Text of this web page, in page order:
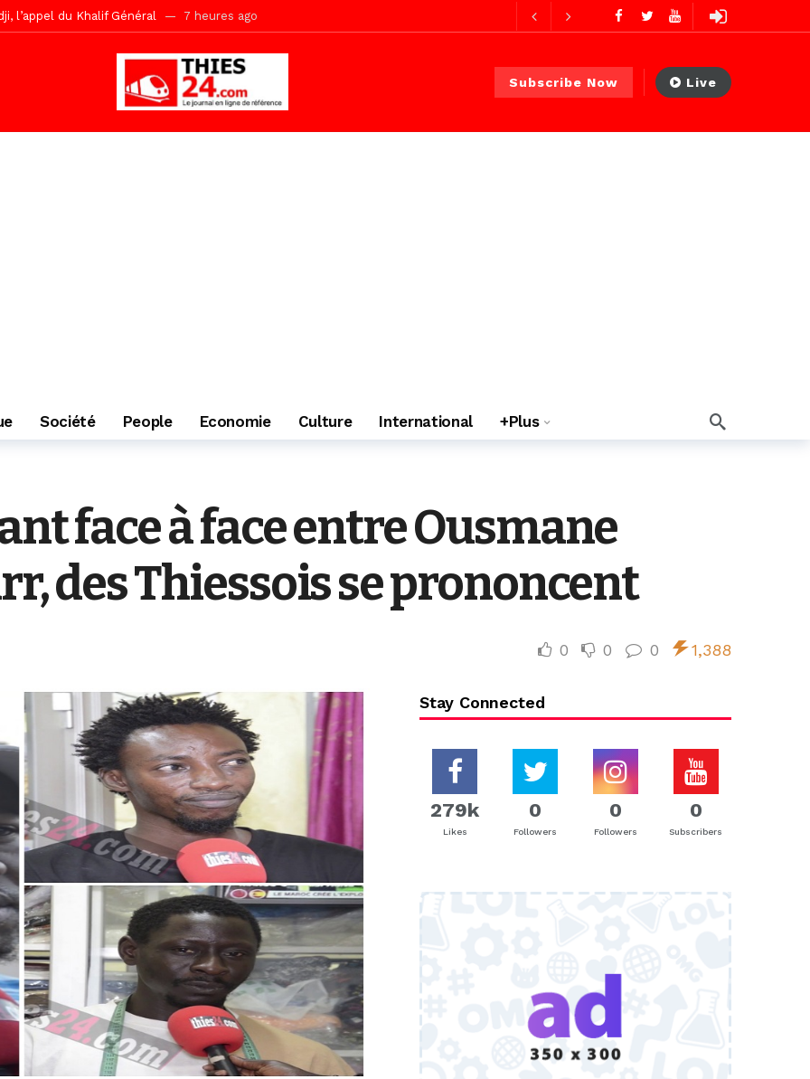
Mame El Hadji décline ses priorités devant le Gouverneur
adolescents outillés dans le Boot Camp JAVA de Mboro
police inauguré à Touba 1 jour ago
le « battré » d’Abdou Bâ Ndiéguène 1 jour ago
Subscribe Now Live
Société People Economie Culture International +Plus
face à face entre Ousmane
des Thiessois se prononcent
0 0 0 1,388
Stay Connected
279k
Likes
0
Followers
0
Followers
0
Subscribers